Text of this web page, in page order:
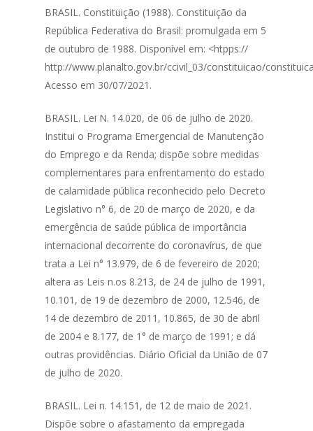
BRASIL. Constituição (1988). Constituição da
República Federativa do Brasil: promulgada em 5
de outubro de 1988. Disponível em: <htpps://
http://www.planalto.gov.br/ccivil_03/constituicao/
Acesso em 30/07/2021.
BRASIL. Lei N. 14.020, de 06 de julho de 2020.
Institui o Programa Emergencial de Manutenção
do Emprego e da Renda; dispõe sobre medidas
complementares para enfrentamento do estado
de calamidade pública reconhecido pelo Decreto
Legislativo n° 6, de 20 de março de 2020, e da
emergência de saúde pública de importância
internacional decorrente do coronavírus, de que
trata a Lei n° 13.979, de 6 de fevereiro de 2020;
altera as Leis n.os 8.213, de 24 de julho de 1991,
10.101, de 19 de dezembro de 2000, 12.546, de
14 de dezembro de 2011, 10.865, de 30 de abril
de 2004 e 8.177, de 1° de março de 1991; e dá
outras providências. Diário Oficial da União de 07
de julho de 2020.
BRASIL. Lei n. 14.151, de 12 de maio de 2021.
Dispõe sobre o afastamento da empregada